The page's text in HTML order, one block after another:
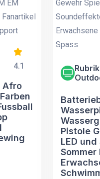
4.1
Afro
Pistole
LED
Sommer